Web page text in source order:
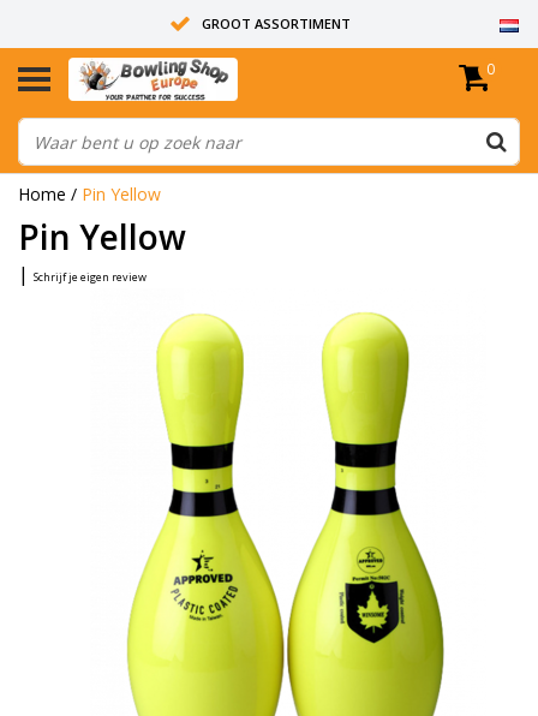
GROOT ASSORTIMENT
14 DAGEN RETOUR RECHT
ALLE BOWLINGBALLEN ZIJN ONGEBOORD
0
Home / Pin Yellow
Pin Yellow
| Schrijf je eigen review